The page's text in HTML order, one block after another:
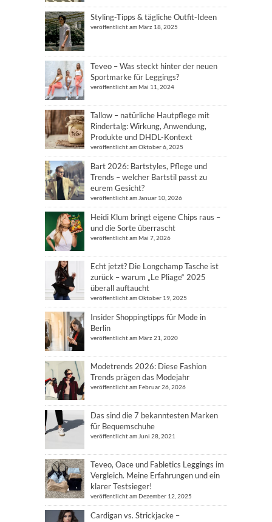
Styling-Tipps & tägliche Outfit-Ideen
veröffentlicht am März 18, 2025
Teveo – Was steckt hinter der neuen
Sportmarke für Leggings?
veröffentlicht am Mai 11, 2024
Tallow – natürliche Hautpflege mit
Rindertalg: Wirkung, Anwendung,
Produkte und DHDL-Kontext
veröffentlicht am Oktober 6, 2025
Bart 2026: Bartstyles, Pflege und
Trends – welcher Bartstil passt zu
eurem Gesicht?
veröffentlicht am Januar 10, 2026
Heidi Klum bringt eigene Chips raus –
und die Sorte überrascht
veröffentlicht am Mai 7, 2026
Echt jetzt? Die Longchamp Tasche ist
zurück – warum „Le Pliage“ 2025
überall auftaucht
veröffentlicht am Oktober 19, 2025
Insider Shoppingtipps für Mode in
Berlin
veröffentlicht am März 21, 2020
Modetrends 2026: Diese Fashion
Trends prägen das Modejahr
veröffentlicht am Februar 26, 2026
Das sind die 7 bekanntesten Marken
für Bequemschuhe
veröffentlicht am Juni 28, 2021
Teveo, Oace und Fabletics Leggings im
Vergleich. Meine Erfahrungen und ein
klarer Testsieger!
veröffentlicht am Dezember 12, 2025
Cardigan vs. Strickjacke –